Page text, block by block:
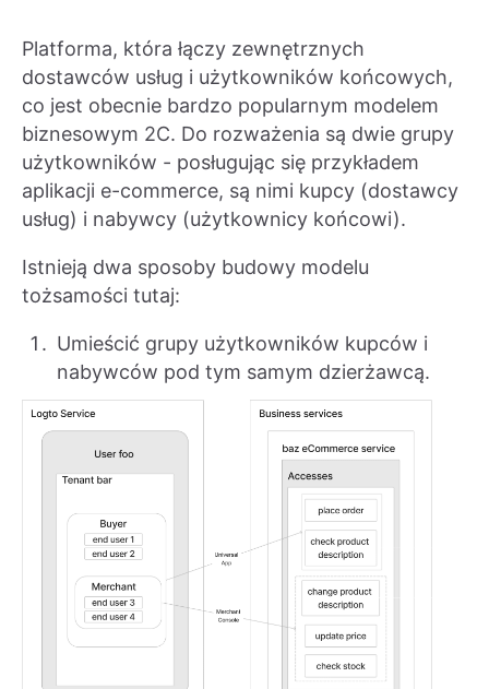
Platforma, która łączy zewnętrznych
dostawców usług i użytkowników końcowych,
co jest obecnie bardzo popularnym modelem
biznesowym 2C. Do rozważenia są dwie grupy
użytkowników - posługując się przykładem
aplikacji e-commerce, są nimi kupcy (dostawcy
usług) i nabywcy (użytkownicy końcowi).
Istnieją dwa sposoby budowy modelu
tożsamości tutaj:
Umieścić grupy użytkowników kupców i
nabywców pod tym samym dzierżawcą.